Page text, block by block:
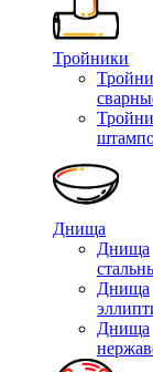
Тройники
Днища
Днища
Днища
Днища